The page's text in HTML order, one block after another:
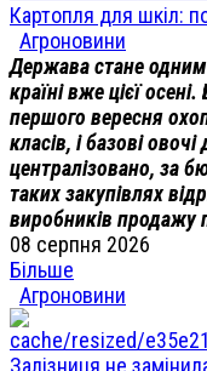
Картопля для шкіл:
Агроновини
Держава стане одним
країні вже цієї
першого вересня
класів, і базові
централізовано, за
таких закупівлях
виробників продажу
08 серпня 2026
Більше
Агроновини
Залізниця не